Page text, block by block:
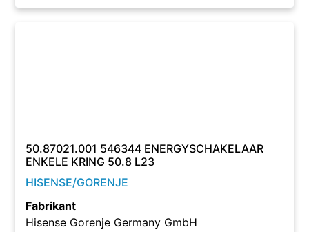
50.87021.001 546344 ENERGYSCHAKELAAR
ENKELE KRING 50.8 L23
HISENSE/GORENJE
Fabrikant
Hisense Gorenje Germany GmbH